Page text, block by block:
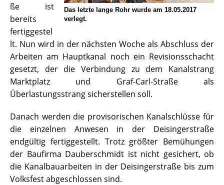
Das letzte lange Rohr wurde am 18.05.2017
verlegt.
ße ist
bereits
fertiggestel
lt. Nun wird in der nächsten Woche als Abschluss der
Arbeiten am Hauptkanal noch ein Revisionsschacht
gesetzt, der die Verbindung zu dem Kanalstrang
Marktplatz und Graf-Carl-Straße als
Überlastungsstrang sicherstellen soll.
Danach werden die provisorischen Kanalschlüsse für
die einzelnen Anwesen in der Deisingerstraße
endgültig fertiggestellt. Trotz größter Bemühungen
der Baufirma Dauberschmidt ist nicht gesichert, ob
die Kanalbauarbeiten in der Deisingerstraße bis zum
Volksfest abgeschlossen sind.